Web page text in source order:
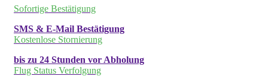
Sofortige Bestätigung
SMS & E-Mail Bestätigung
Kostenlose Stornierung
bis zu 24 Stunden vor Abholung
Flug Status Verfolgung